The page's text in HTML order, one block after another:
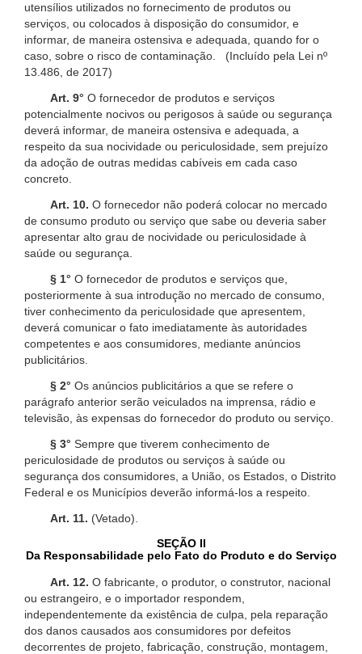
utensílios utilizados no fornecimento de produtos ou
serviços, ou colocados à disposição do consumidor, e
informar, de maneira ostensiva e adequada, quando for o
caso, sobre o risco de contaminação. (Incluído pela Lei nº
13.486, de 2017)
Art. 9° O fornecedor de produtos e serviços
potencialmente nocivos ou perigosos à saúde ou segurança
deverá informar, de maneira ostensiva e adequada, a
respeito da sua nocividade ou periculosidade, sem prejuízo
da adoção de outras medidas cabíveis em cada caso
concreto.
Art. 10. O fornecedor não poderá colocar no mercado
de consumo produto ou serviço que sabe ou deveria saber
apresentar alto grau de nocividade ou periculosidade à
saúde ou segurança.
§ 1° O fornecedor de produtos e serviços que,
posteriormente à sua introdução no mercado de consumo,
tiver conhecimento da periculosidade que apresentem,
deverá comunicar o fato imediatamente às autoridades
competentes e aos consumidores, mediante anúncios
publicitários.
§ 2° Os anúncios publicitários a que se refere o
parágrafo anterior serão veiculados na imprensa, rádio e
televisão, às expensas do fornecedor do produto ou serviço.
§ 3° Sempre que tiverem conhecimento de
periculosidade de produtos ou serviços à saúde ou
segurança dos consumidores, a União, os Estados, o Distrito
Federal e os Municípios deverão informá-los a respeito.
Art. 11. (Vetado).
SEÇÃO II
Da Responsabilidade pelo Fato do Produto e do Serviço
Art. 12. O fabricante, o produtor, o construtor, nacional
ou estrangeiro, e o importador respondem,
independentemente da existência de culpa, pela reparação
dos danos causados aos consumidores por defeitos
decorrentes de projeto, fabricação, construção, montagem,